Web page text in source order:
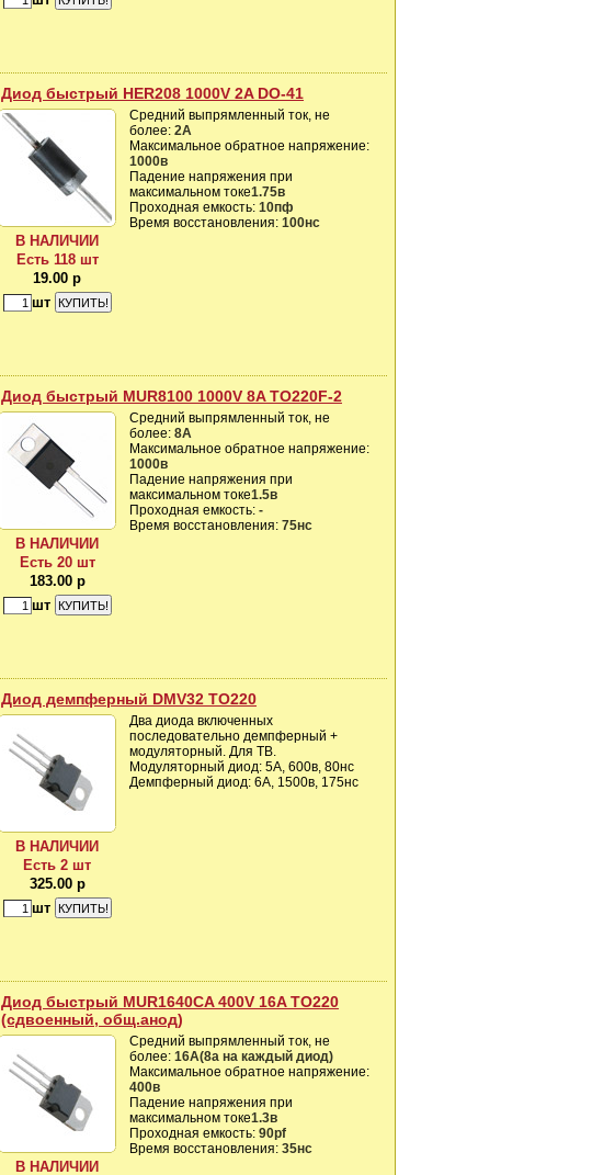
Диод быстрый HER208 1000V 2A DO-41
В НАЛИЧИИ
Есть 118 шт
19.00 р
шт
Средний выпрямленный ток, не
более: 2А
Максимальное обратное напряжение:
1000в
Падение напряжения при
максимальном токе1.75в
Проходная емкость: 10пф
Время восстановления: 100нс
Диод быстрый MUR8100 1000V 8A TO220F-2
В НАЛИЧИИ
Есть 20 шт
183.00 р
шт
Средний выпрямленный ток, не
более: 8А
Максимальное обратное напряжение:
1000в
Падение напряжения при
максимальном токе1.5в
Проходная емкость: -
Время восстановления: 75нс
Диод демпферный DMV32 TO220
В НАЛИЧИИ
Есть 2 шт
325.00 р
шт
Два диода включенных
последовательно демпферный +
модуляторный. Для ТВ.
Модуляторный диод: 5A, 600в, 80нс
Демпферный диод: 6A, 1500в, 175нс
Диод быстрый MUR1640CA 400V 16A TO220
(сдвоенный, общ.анод)
В НАЛИЧИИ
Средний выпрямленный ток, не
более: 16А(8а на каждый диод)
Максимальное обратное напряжение:
400в
Падение напряжения при
максимальном токе1.3в
Проходная емкость: 90pf
Время восстановления: 35нс